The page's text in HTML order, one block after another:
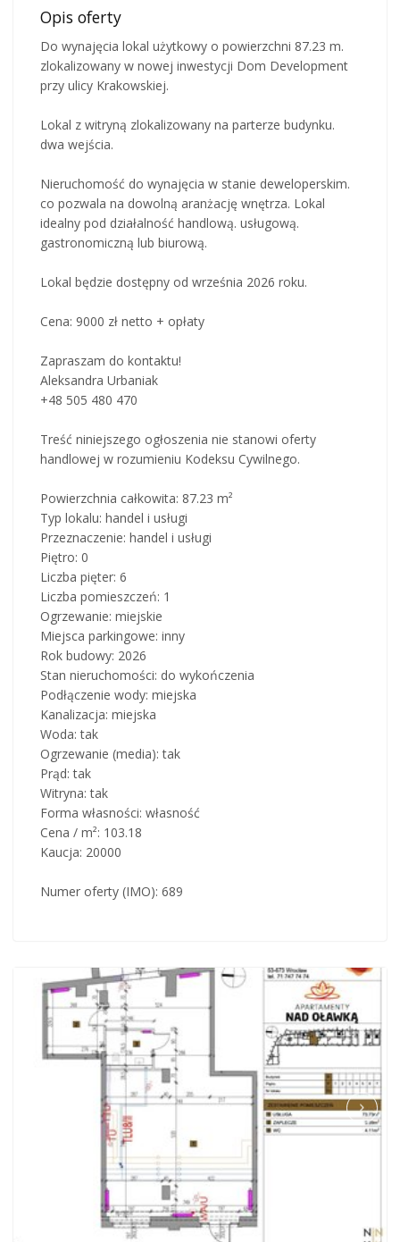
Opis oferty
Do wynajęcia lokal użytkowy o powierzchni 87.23 m.
zlokalizowany w nowej inwestycji Dom Development
przy ulicy Krakowskiej.
Lokal z witryną zlokalizowany na parterze budynku.
dwa wejścia.
Nieruchomość do wynajęcia w stanie deweloperskim.
co pozwala na dowolną aranżację wnętrza. Lokal
idealny pod działalność handlową. usługową.
gastronomiczną lub biurową.
Lokal będzie dostępny od września 2026 roku.
Cena: 9000 zł netto + opłaty
Zapraszam do kontaktu!
Aleksandra Urbaniak
+48 505 480 470
Treść niniejszego ogłoszenia nie stanowi oferty
handlowej w rozumieniu Kodeksu Cywilnego.
Powierzchnia całkowita: 87.23 m²
Typ lokalu: handel i usługi
Przeznaczenie: handel i usługi
Piętro: 0
Liczba pięter: 6
Liczba pomieszczeń: 1
Ogrzewanie: miejskie
Miejsca parkingowe: inny
Rok budowy: 2026
Stan nieruchomości: do wykończenia
Podłączenie wody: miejska
Kanalizacja: miejska
Woda: tak
Ogrzewanie (media): tak
Prąd: tak
Witryna: tak
Forma własności: własność
Cena / m²: 103.18
Kaucja: 20000
Numer oferty (IMO): 689